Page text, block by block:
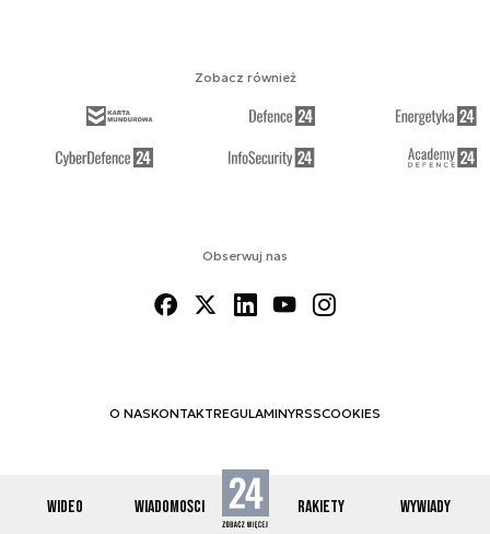
WIDEO WIADOMOŚCI RAKIETY WYWIADY
Obserwuj nas
O NASKONTAKTREGULAMINYRSSCOOKIES
Zobacz również
© 2012-2026 SPACE24